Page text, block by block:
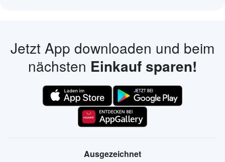
Jetzt App downloaden und beim
nächsten Einkauf sparen!
Ausgezeichnet